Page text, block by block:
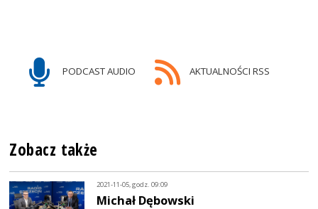
PODCAST AUDIO AKTUALNOŚCI RSS
Zobacz także
2021-11-05, godz. 09:09
Michał Dębowski